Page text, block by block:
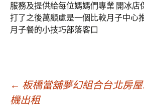
服務及提供給每位媽媽們專業 開冰店
打了之後萬顧慮是一個比較月子中心
月子餐的小技巧部落客口
文
← 板橋當舖夢幻組合台北房
機出租